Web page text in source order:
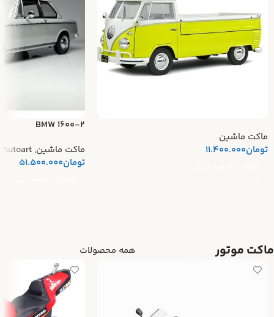
ماکت ماشین
تومان11.400.000
BMW 1600-2
ماکت ماشین,
Autoart
تومان51.500.000
ماکت موتور همه محصولات